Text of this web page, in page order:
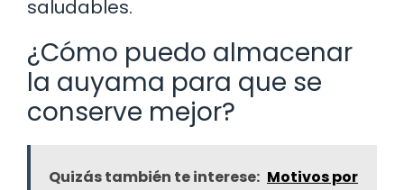
saludables.
¿Cómo puedo almacenar
la auyama para que se
conserve mejor?
Quizás también te interese: Motivos por